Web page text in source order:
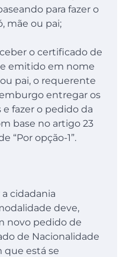
para fazer o
mãe ou pai;
o certificado de
emitido em nome
pai, o requerente
entregar os
fazer o pedido da
base no artigo 23
“Por opção-1”.
cidadania
deve,
novo pedido de
de Nacionalidade
que está se